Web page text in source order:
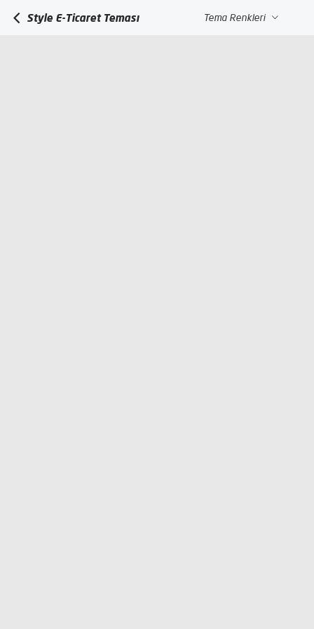
Style E-Ticaret Teması Tema Renkleri